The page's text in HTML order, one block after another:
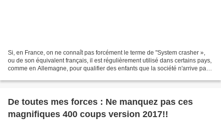
Si, en France, on ne connaît pas forcément le terme de "System crasher »,
ou de son équivalent français, il est régulièrement utilisé dans certains pays,
comme en Allemagne, pour qualifier des enfants que la société n'arrive pas
De toutes mes forces : Ne manquez pas ces
magnifiques 400 coups version 2017!!